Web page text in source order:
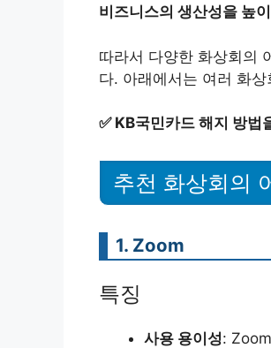
비즈니스의 생산성을 높
따라서 다양한 화상회의
다. 아래에서는 여러 화
✅ KB국민카드 해지 방법
추천 화상회의
1. Zoom
특징
사용 용이성: